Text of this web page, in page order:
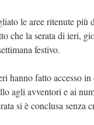
le aree ritenute più
che la serata di ieri,
festivo.
hanno fatto accesso
agli avventori e ai
si è conclusa senza